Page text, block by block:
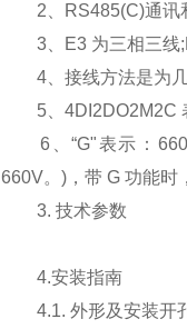
2、RS485(C)通讯和
3、E3 为三相三线
4、接线方法是为几
5、4DI2DO2M2C 表
6、“G"表示：
660V。)，带 G 功能时
3. 技术参数
4.安装指南
4.1. 外形及安装开